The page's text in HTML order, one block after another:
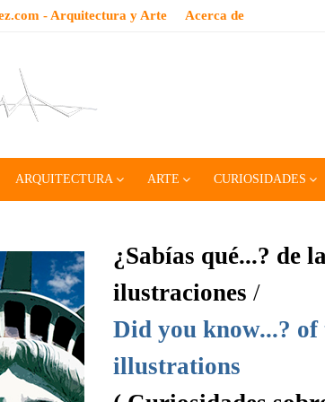
- Arquitectura y Arte Acerca de
ARQUITECTURA ARTE CURIOSIDADES
¿Sabías qué...? de
ilustraciones /
Did you know...?
illustrations